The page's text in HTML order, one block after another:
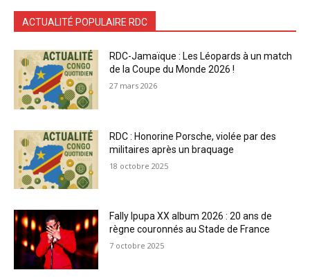
ACTUALITÉ POPULAIRE RDC
RDC-Jamaïque : Les Léopards à un match
de la Coupe du Monde 2026 !
27 mars 2026
RDC : Honorine Porsche, violée par des
militaires après un braquage
18 octobre 2025
Fally Ipupa XX album 2026 : 20 ans de
règne couronnés au Stade de France
7 octobre 2025